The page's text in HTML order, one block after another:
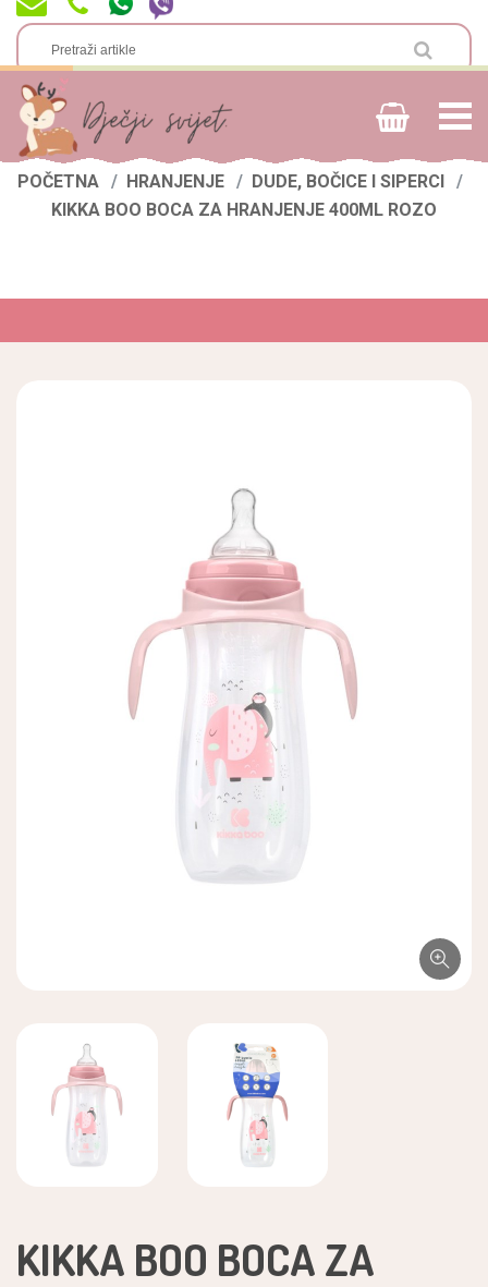
POČETNA HRANJENJE
DUDE, BOČICE I SIPERCI
KIKKA BOO BOCA ZA HRANJENJE 400ML ROZO
KIKKA BOO BOCA ZA